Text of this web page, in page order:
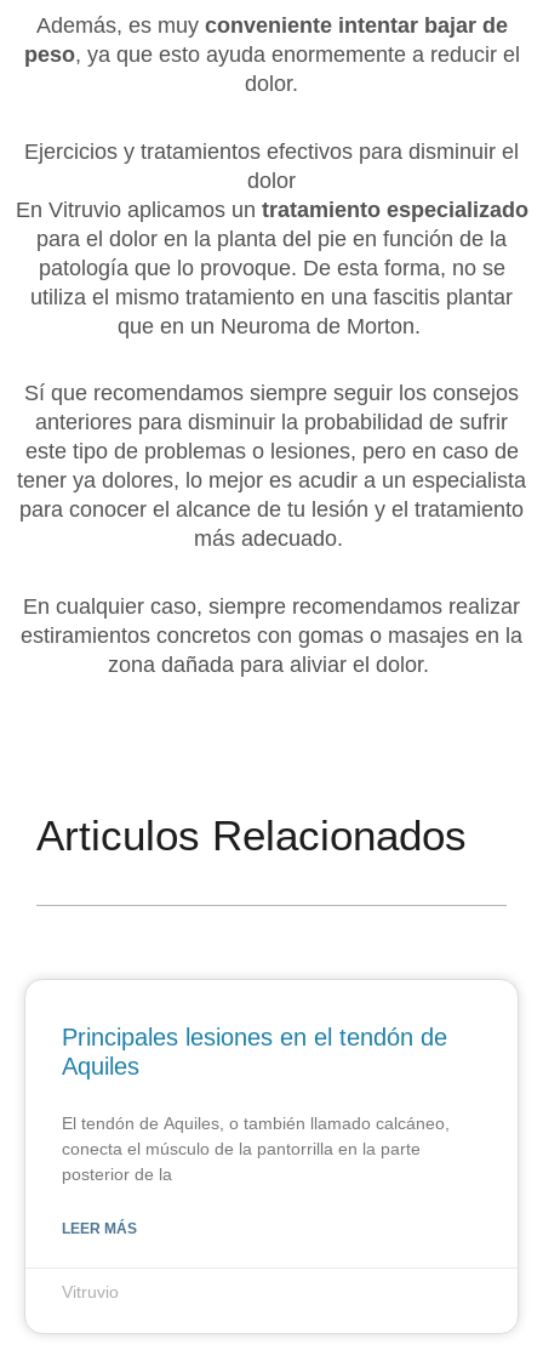
Además, es muy conveniente intentar bajar de
peso, ya que esto ayuda enormemente a reducir el
dolor.
Ejercicios y tratamientos efectivos para disminuir el
dolor
En Vitruvio aplicamos un tratamiento especializado
para el dolor en la planta del pie en función de la
patología que lo provoque. De esta forma, no se
utiliza el mismo tratamiento en una fascitis plantar
que en un Neuroma de Morton.
Sí que recomendamos siempre seguir los consejos
anteriores para disminuir la probabilidad de sufrir
este tipo de problemas o lesiones, pero en caso de
tener ya dolores, lo mejor es acudir a un especialista
para conocer el alcance de tu lesión y el tratamiento
más adecuado.
En cualquier caso, siempre recomendamos realizar
estiramientos concretos con gomas o masajes en la
zona dañada para aliviar el dolor.
Articulos Relacionados
Principales lesiones en el tendón de
Aquiles
El tendón de Aquiles, o también llamado calcáneo,
conecta el músculo de la pantorrilla en la parte
posterior de la
LEER MÁS
Vitruvio